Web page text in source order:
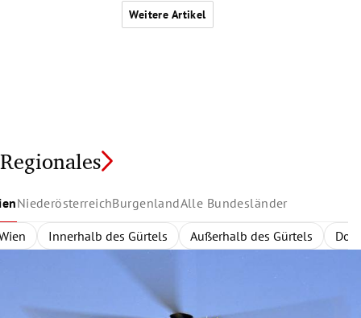
Weitere Artikel
Regionales
NiederösterreichBurgenlandAlle Bundesländer
Innerhalb des Gürtels Außerhalb des Gürtels
Rund um Wien Zentralregion
Nordburgenland Eisenstadt
Bundesländer Wien Niederösterreich Burgenland